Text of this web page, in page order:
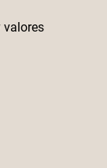
valores